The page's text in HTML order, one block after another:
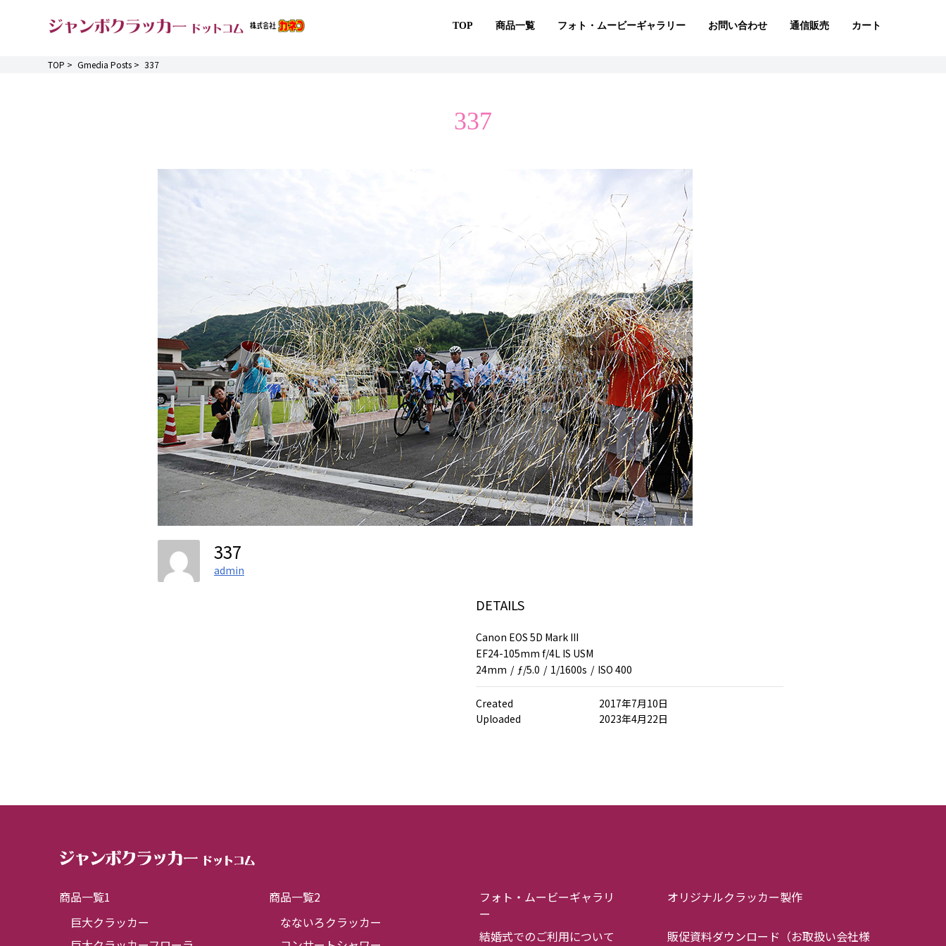
TOP 商品一覧 フォト・ムービーギャラリー お問い合わせ 通信販売 カート
TOP > Gmedia Posts > 337
337
337
admin
DETAILS
Canon EOS 5D Mark III
EF24-105mm f/4L IS USM
24mm / ƒ/5.0 / 1/1600s / ISO 400
Created
2017年7月10日
Uploaded
2023年4月22日
商品一覧1
巨大クラッカー
商品一覧2
なないろクラッカー
フォト・ムービーギャラリ
ー
結婚式でのご利用について
オリジナルクラッカー製作
販促資料ダウンロード（お取扱い会社様